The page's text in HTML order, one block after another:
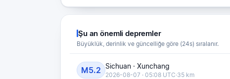
Şu an önemli depremler
Büyüklük, derinlik ve güncelliğe göre (24s) sıralanır.
M5.2 Sichuan · Xunchang
2026-08-07 · 05:08 UTC·35 km